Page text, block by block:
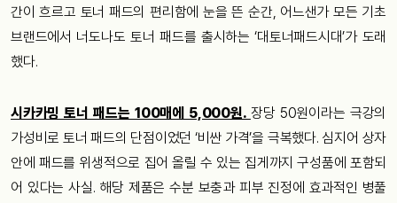
간이 흐르고 토너 패드의 편리함에 눈을 뜬 순간, 어느샌가 모든 기초
브랜드에서 너도나도 토너 패드를 출시하는 ‘대토너패드시대’가 도래
했다.
시카카밍 토너 패드는 100매에 5,000원. 장당 50원이라는 극강의
가성비로 토너 패드의 단점이었던 ‘비싼 가격’을 극복했다. 심지어 상자
안에 패드를 위생적으로 집어 올릴 수 있는 집게까지 구성품에 포함되
어 있다는 사실. 해당 제품은 수분 보충과 피부 진정에 효과적인 병풀